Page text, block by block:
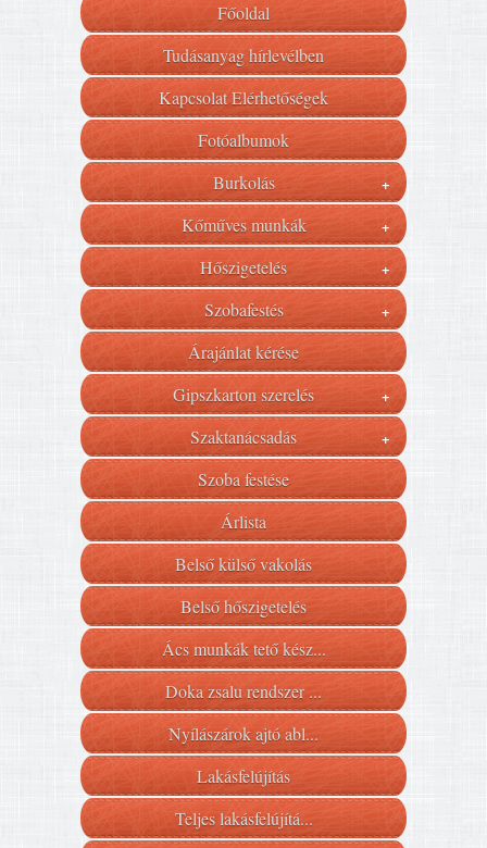
Főoldal
Tudásanyag hírlevélben
Kapcsolat Elérhetőségek
Fotóalbumok
Burkolás
+
Kőműves munkák +
Hőszigetelés +
Szobafestés +
Árajánlat kérése
Gipszkarton szerelés
+
Szaktanácsadás +
Szoba festése
Árlista
Belső külső vakolás
Belső hőszigetelés
Ács munkák tető kész...
Doka zsalu rendszer ...
Nyílászárok ajtó abl...
Lakásfelújítás
Teljes lakásfelújítá...